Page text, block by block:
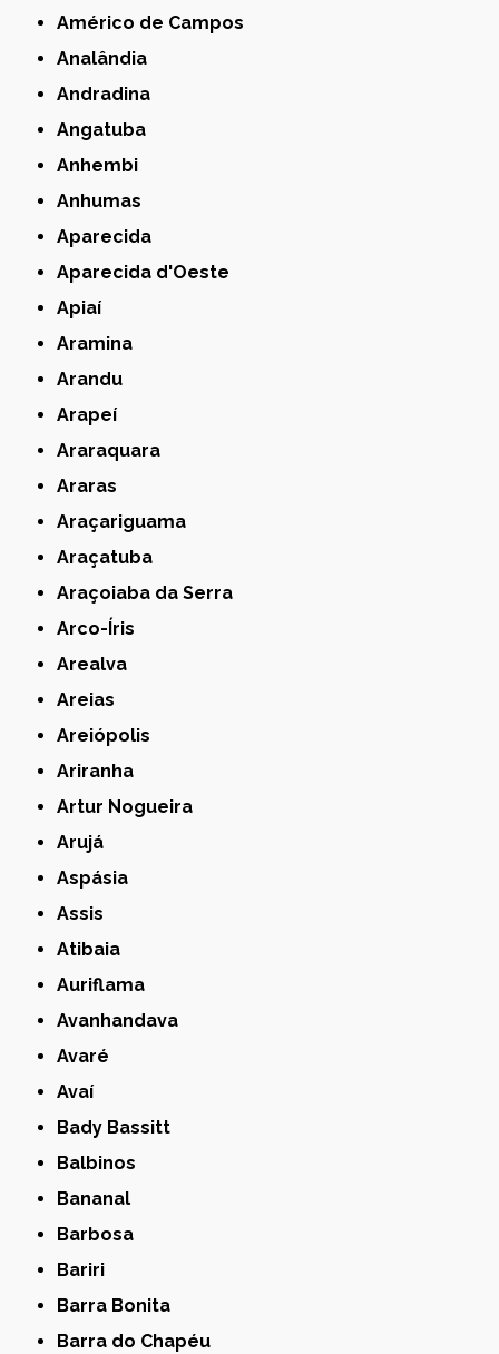
Américo de Campos
Analândia
Andradina
Angatuba
Anhembi
Anhumas
Aparecida
Aparecida d'Oeste
Apiaí
Aramina
Arandu
Arapeí
Araraquara
Araras
Araçariguama
Araçatuba
Araçoiaba da Serra
Arco-Íris
Arealva
Areias
Areiópolis
Ariranha
Artur Nogueira
Arujá
Aspásia
Assis
Atibaia
Auriflama
Avanhandava
Avaré
Avaí
Bady Bassitt
Balbinos
Bananal
Barbosa
Bariri
Barra Bonita
Barra do Chapéu